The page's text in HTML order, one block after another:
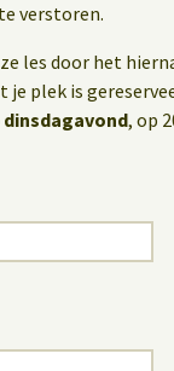
verstoren.
les door het
plek is
dinsdagavond, op